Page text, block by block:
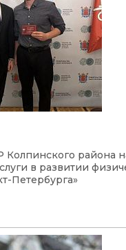
района
в развитии
Петербурга»